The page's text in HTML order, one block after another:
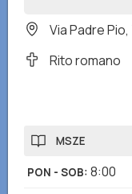
Via Padre
Rito romano
MSZE
PON - SOB: 8:00